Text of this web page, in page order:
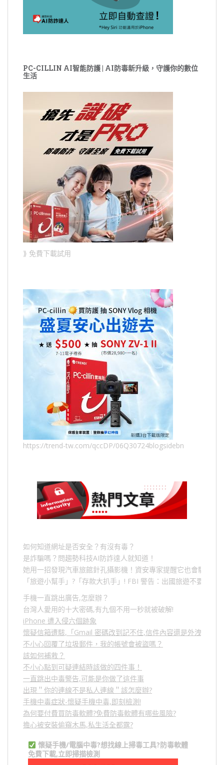
PC-CILLIN AI智能防護 | AI防毒新升級，守護你的數位
生活
⟫ 免費下載試用
https://trend-tw.com/qccDP/06Q30724blogsidebn
如何知道網址是否安全？有沒有毒？
是詐騙嗎？問趨勢科技AI防詐達人就知道！
她用一招發現汽車旅館針孔攝影機！資安專家提醒它也會駭人成
「旅遊小幫手」 ? 「存款大扒手」 ! FBI 警告：出國旅遊不要做的
手機一直跳出廣告,怎麼辦？
台灣人愛用的十大密碼,有九個不用一秒就被破解!
iPhone 遭入侵六個跡象
懷疑信箱遭駭,「Gmail 密碼改到記不住,信件內容還是外洩？」,
不小心回覆了垃圾郵件，我的帳號會被盜嗎？
該如何補救？
不小心點到可疑連結時該做的四件事！
一直跳出中毒警告,可能是你做了這件事
出現＂你的連線不是私人連線＂該怎麼辦?
手機中毒症狀-懷疑手機中毒,即刻檢測!
為何要付費買防毒軟體?免費防毒軟體有哪些風險?
擔心被安裝偷窺木馬,私生活全都露?
懷疑手機/電腦中毒?想找線上掃毒工具?防毒軟體
免費下載,立即掃描檢測